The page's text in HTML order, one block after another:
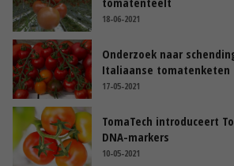
18-06-2021
Onderzoek naar
Italiaanse tomatenketen
17-05-2021
TomaTech introduceert
DNA-markers
10-05-2021